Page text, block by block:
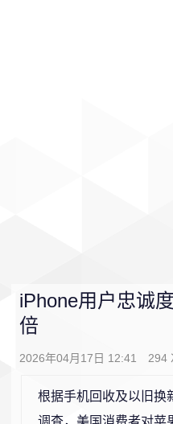
iPhone用户忠诚
倍
2026年04月17日 12:41 294
根据手机回收及以旧换
调查，美国消费者对苹